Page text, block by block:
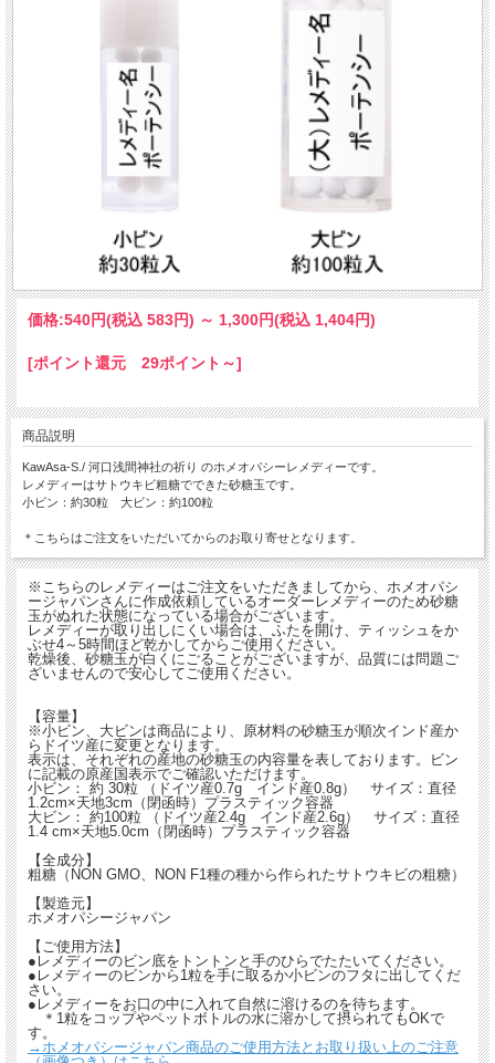
価格:540円(税込 583円) ～ 1,300円(税込 1,404円)
[ポイント還元 29ポイント～]
商品説明
KawAsa-S./ 河口浅間神社の祈り のホメオパシーレメディーです。
レメディーはサトウキビ粗糖でできた砂糖玉です。
小ビン：約30粒 大ビン：約100粒
＊こちらはご注文をいただいてからのお取り寄せとなります。
※こちらのレメディーはご注文をいただきましてから、ホメオパシ
ージャパンさんに作成依頼しているオーダーレメディーのため砂糖
玉がぬれた状態になっている場合がございます。
レメディーが取り出しにくい場合は、ふたを開け、ティッシュをか
ぶせ4～5時間ほど乾かしてからご使用ください。
乾燥後、砂糖玉が白くにごることがございますが、品質には問題ご
ざいませんので安心してご使用ください。
【容量】
※小ビン、大ビンは商品により、原材料の砂糖玉が順次インド産か
らドイツ産に変更となります。
表示は、それぞれの産地の砂糖玉の内容量を表しております。ビン
に記載の原産国表示でご確認いただけます。
小ビン： 約 30粒 （ドイツ産0.7g インド産0.8g） サイズ：直径
1.2cm×天地3cm（閉函時）プラスティック容器
大ビン： 約100粒 （ドイツ産2.4g インド産2.6g） サイズ：直径
1.4 cm×天地5.0cm（閉函時）プラスティック容器
【全成分】
粗糖（NON GMO、NON F1種の種から作られたサトウキビの粗糖）
【製造元】
ホメオパシージャパン
【ご使用方法】
●レメディーのビン底をトントンと手のひらでたたいてください。
●レメディーのビンから1粒を手に取るか小ビンのフタに出してくだ
さい。
●レメディーをお口の中に入れて自然に溶けるのを待ちます。
＊1粒をコップやペットボトルの水に溶かして摂られてもOKで
す。
→ホメオパシージャパン商品のご使用方法とお取り扱い上のご注意